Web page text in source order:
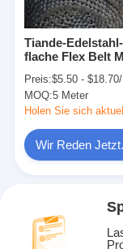
Tiande-Edelstahl-
flache Flex Belt
Kettenmasche
Preis:$5.50 - $18.70/ Square Meter|1 Square Meter/Square
MOQ:5 Meter
Wir Reden Jetzt.